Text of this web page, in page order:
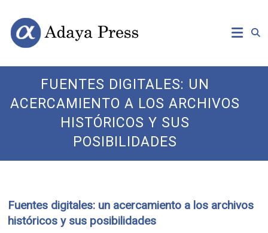
content
Adaya
Press
Open
Access
Publishing
FUENTES DIGITALES: UN
ACERCAMIENTO A LOS ARCHIVOS
HISTÓRICOS Y SUS
POSIBILIDADES
Fuentes digitales: un acercamiento a los archivos
históricos y sus posibilidades